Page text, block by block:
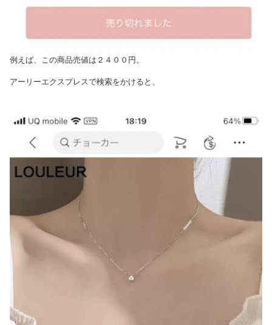
例えば、この商品売値は２４００円。
アーリーエクスプレスで検索をかけると、